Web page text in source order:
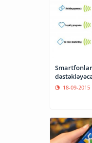
Smartfonlar
18-09-2015